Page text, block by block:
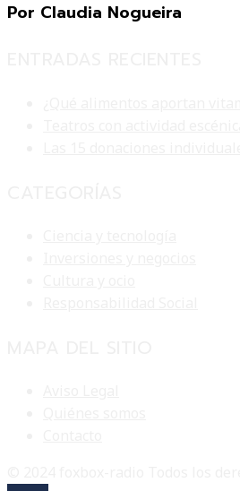
Por Claudia Nogueira